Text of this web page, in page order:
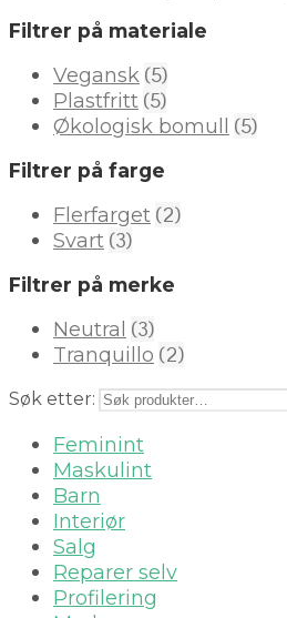
Filtrer på materiale
Vegansk (5)
Plastfritt (5)
Økologisk bomull (5)
Filtrer på farge
Flerfarget (2)
Svart (3)
Filtrer på merke
Neutral (3)
Tranquillo (2)
Søk etter:
Feminint
Maskulint
Barn
Interiør
Salg
Reparer selv
Profilering